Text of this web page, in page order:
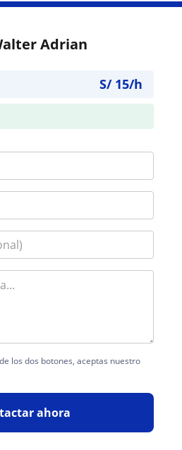
Adrian
S/ 15/h
los dos botones, aceptas nuestro
ahora